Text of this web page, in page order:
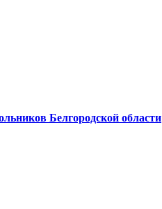
Белгородской области